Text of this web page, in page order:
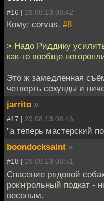
#16 | 29.08.13 08:42
Кому: corvus, #8
> Надо Риддику
как-то вообще
Это ж замедленная
четверть секунды и
jarrito »
#17 | 29.08.13 08:46
"а теперь мастерский
boondocksaint »
#18 | 29.08.13 08:51
Спасение рядовой
рок'н'рольный подкат -
веселым.